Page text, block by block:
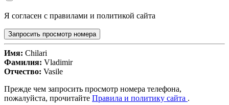
Я согласен с правилами и политикой сайта
Запросить просмотр номера
Имя: Chilari
Фамилия: Vladimir
Отчество: Vasile
Прежде чем запросить просмотр номера телефона,
пожалуйста, прочитайте Правила и политику сайта .